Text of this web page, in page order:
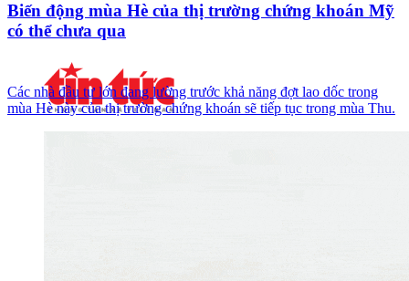
Biến động mùa Hè của thị trường chứng khoán Mỹ
có thể chưa qua
Các nhà đầu tư lớn đang lường trước khả năng đợt lao dốc trong
mùa Hè này của thị trường chứng khoán sẽ tiếp tục trong mùa Thu.